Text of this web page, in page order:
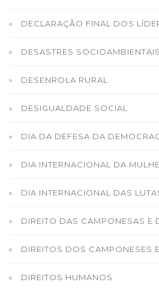
DECLARAÇÃO FINAL DOS
DESASTRES SOCIOAMBIENTAIS
DESENROLA RURAL
DESIGUALDADE SOCIAL
DIA DA DEFESA DA
DIA INTERNACIONAL DA
DIA INTERNACIONAL DAS
DIREITO DAS CAMPONESAS E
DIREITOS DOS CAMPONESES
DIREITOS HUMANOS